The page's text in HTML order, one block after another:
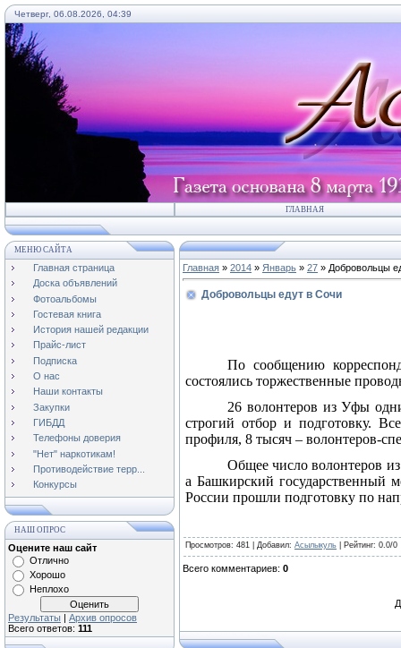
Четверг, 06.08.2026, 04:39
ГЛАВНАЯ
МЕНЮ САЙТА
Главная страница
Доска объявлений
Фотоальбомы
Гостевая книга
История нашей редакции
Прайс-лист
Подписка
О нас
Наши контакты
Закупки
ГИБДД
Телефоны доверия
"Нет" наркотикам!
Противодействие терр...
Конкурсы
НАШ ОПРОС
Оцените наш сайт
Отлично
Хорошо
Неплохо
Результаты | Архив опросов
Всего ответов: 111
Главная » 2014 » Январь » 27 » Добровольцы
Добровольцы едут в Сочи
По сообщению
состоялись торжественные
26 волонтеров из Уфы
строгий отбор и подготовку.
профиля, 8 тысяч – волонтеров-
Общее число волонтеров
а Башкирский государственный
России прошли подготовку по
Просмотров: 481 | Добавил: Асылыкуль Рейтинг: 0.0/0
Всего комментариев: 0